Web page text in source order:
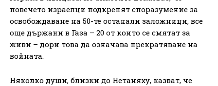
повечето израелци подкрепят споразумение за
освобождаване на 50-те останали заложници, все
още държани в Газа – 20 от които се смятат за
живи – дори това да означава прекратяване на
войната.
Няколко души, близки до Нетаняху, казват, че